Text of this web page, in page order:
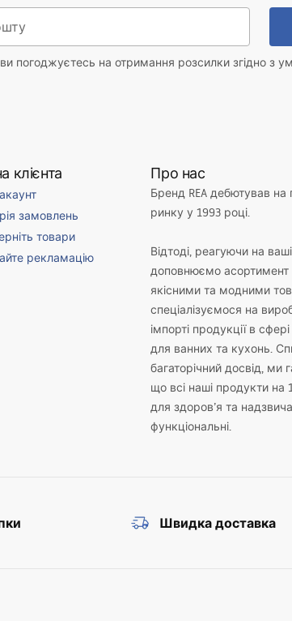
погоджуєтесь на отримання розсилки згідно з
клієнта
замовлень
товари
рекламацію
Про нас
Бренд REA дебютував
ринку у 1993 році.
Відтоді, реагуючи на
доповнюємо
якісними та модними
спеціалізуємося на
імпорті продукції в
для ванних та кухонь.
багаторічний досвід, ми
що всі наші продукти на
для здоров’я та
функціональні.
Швидка доставка